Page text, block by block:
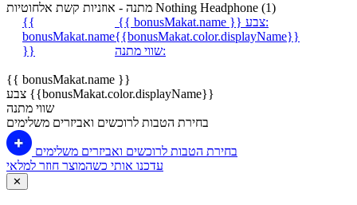
מתנה - אוזניות קשת אלחוטיות Nothing Headphone (1)
{{
bonusMakat.name
}}
{{ bonusMakat.name }}
צבע:
{{bonusMakat.color.displayName}}
שווי מתנה:
{{ bonusMakat.name }}
צבע {{bonusMakat.color.displayName}}
שווי מתנה
בחירת הטבות לרוכשים ואביזרים משלימים
בחירת הטבות לרוכשים ואביזרים משלימים
עדכנו אותי כשהמוצר חוזר למלאי
✕